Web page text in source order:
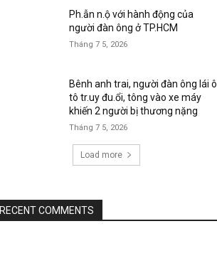
Ph.ẫn n.ộ với hành động của
người đàn ông ở TP.HCM
Tháng 7 5, 2026
Bênh anh trai, người đàn ông lái ô
tô tr.uy đu.ổi, tông vào xe máy
khiến 2 người bị thương nặng
Tháng 7 5, 2026
Load more
RECENT COMMENTS